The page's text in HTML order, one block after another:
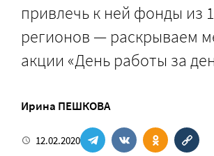
привлечь к ней фонды из
регионов — раскрываем
акции «День работы за
Ирина ПЕШКОВА
12.02.2020